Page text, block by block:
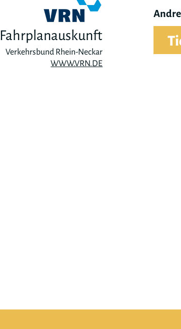
Fahrplanauskunft
Verkehrsbund Rhein-Neckar
WWW.VRN.DE